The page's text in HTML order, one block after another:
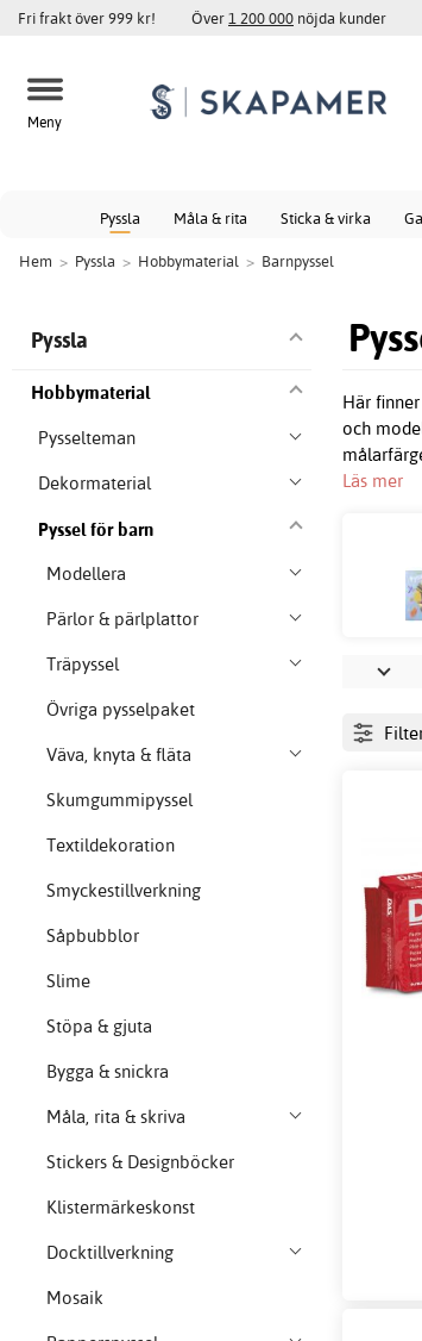
Fri frakt över 999 kr! Över1 200 000 nöjda kunder
Meny
Pyssla Måla & rita Sticka & virka
Hem > Pyssla > Hobbymaterial > Barnpyssel
Här
och
Läs mer
Pyssla
Hobbymaterial
Pysselteman
Dekormaterial
Pyssel för barn
Modellera
Pärlor & pärlplattor
Träpyssel
Övriga pysselpaket
Väva, knyta & fläta
Skumgummipyssel
Textildekoration
Smyckestillverkning
Såpbubblor
Slime
Stöpa & gjuta
Bygga & snickra
Måla, rita & skriva
Stickers & Designböcker
Klistermärkeskonst
Docktillverkning
Mosaik